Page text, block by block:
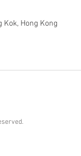
Kok, Hong Kong